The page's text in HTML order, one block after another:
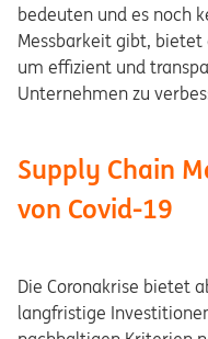
bedeuten und es noch
Messbarkeit gibt, bietet
um effizient und
Unternehmen zu
Supply Chain
von Covid-19
Die Coronakrise bietet
langfristige